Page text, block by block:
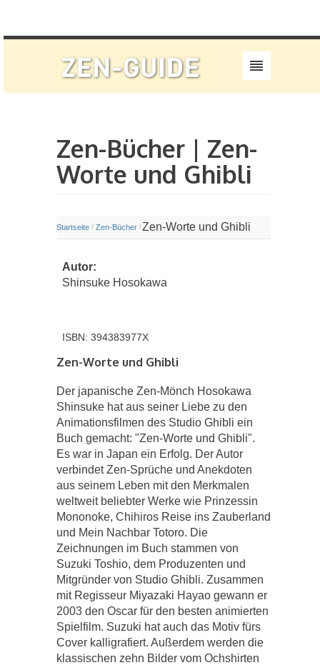
Zen-Bücher | Zen-
Worte und Ghibli
Startseite / Zen-Bücher /Zen-Worte und Ghibli
Autor:
Shinsuke Hosokawa
ISBN: 394383977X
Zen-Worte und Ghibli
Der japanische Zen-Mönch Hosokawa
Shinsuke hat aus seiner Liebe zu den
Animationsfilmen des Studio Ghibli ein
Buch gemacht: "Zen-Worte und Ghibli".
Es war in Japan ein Erfolg. Der Autor
verbindet Zen-Sprüche und Anekdoten
aus seinem Leben mit den Merkmalen
weltweit beliebter Werke wie Prinzessin
Mononoke, Chihiros Reise ins Zauberland
und Mein Nachbar Totoro. Die
Zeichnungen im Buch stammen von
Suzuki Toshio, dem Produzenten und
Mitgründer von Studio Ghibli. Zusammen
mit Regisseur Miyazaki Hayao gewann er
2003 den Oscar für den besten animierten
Spielfilm. Suzuki hat auch das Motiv fürs
Cover kalligrafiert. Außerdem werden die
klassischen zehn Bilder vom Ochshirten